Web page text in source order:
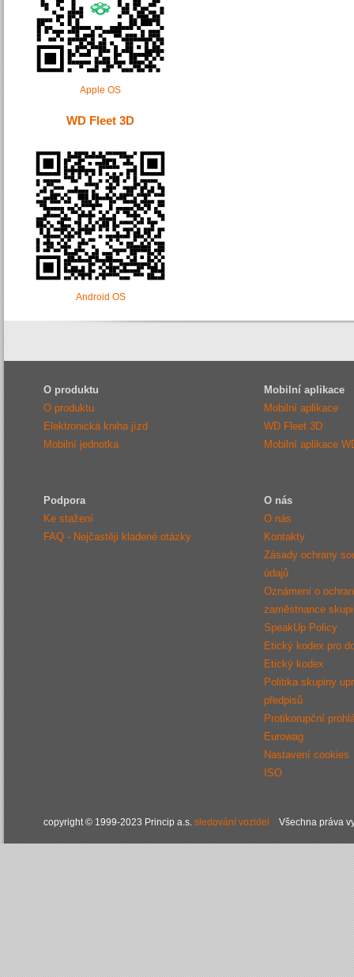
Apple OS
WD Fleet 3D
Android OS
O produktu
O produktu
Elektronická kniha jízd
Mobilní jednotka
Mobilní aplikace
Mobilní aplikace
WD Fleet 3D
Mobilní aplikace
Podpora
Ke stažení
FAQ - Nejčastěji kladené otázky
O nás
O nás
Kontakty
Zásady ochrany
údajů
Oznámení o
zaměstnance
SpeakUp Policy
Etický kodex pro
Etický kodex
Politika skupiny
předpisů
Protikorupční
Eurowag
Nastavení cookies
ISO
copyright © 1999-2023 Princip a.s. sledování vozidel Všechna práva